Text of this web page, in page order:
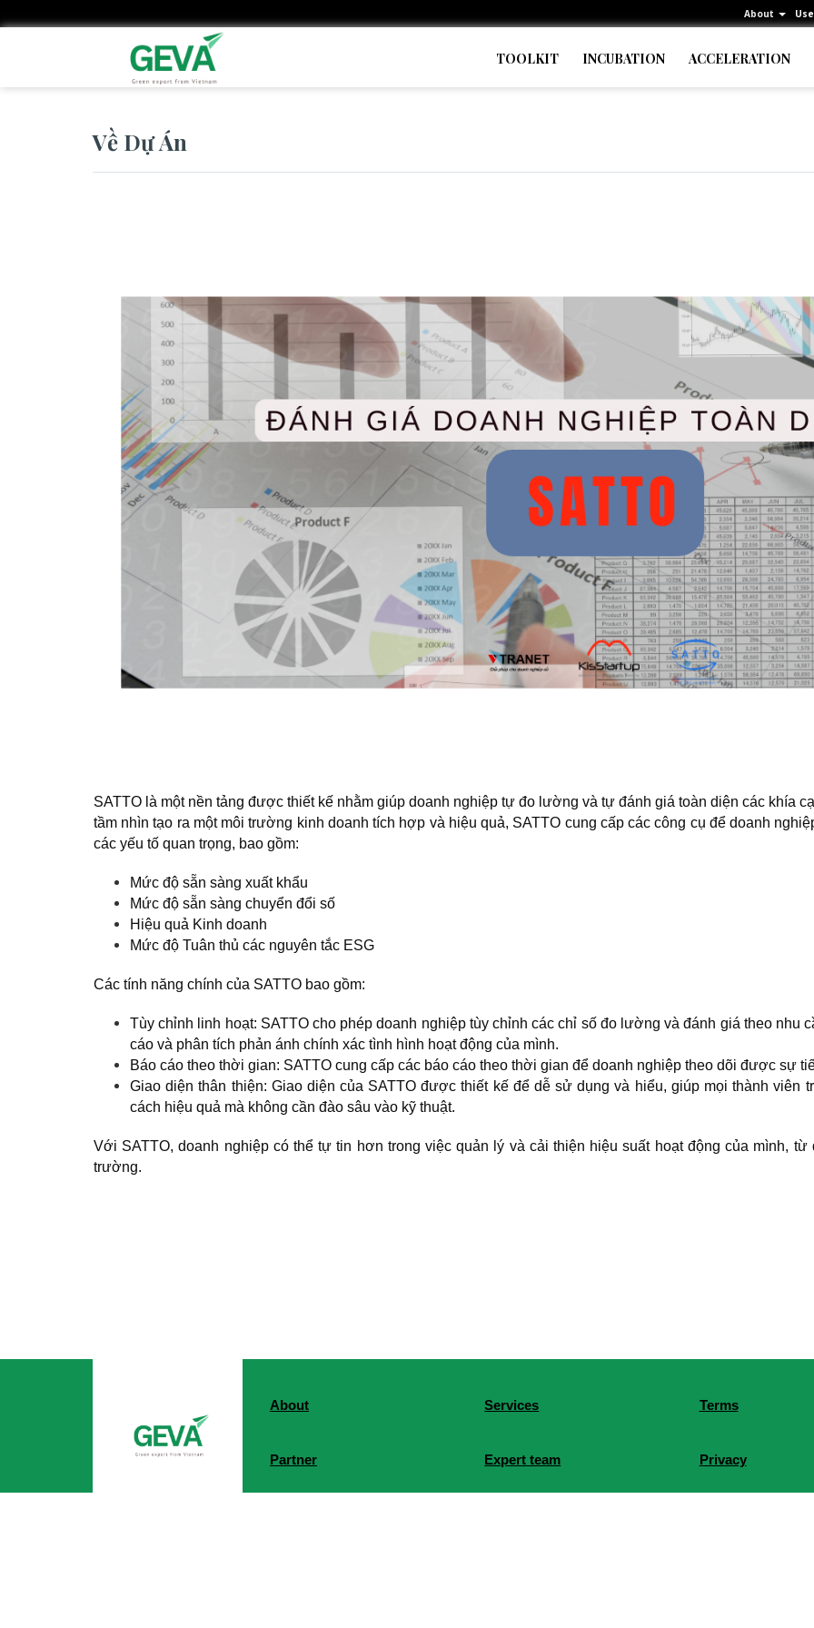
About
TOOLKIT INCUBATION ACCELERATION
Về Dự Án
SATTO là một nền tảng được thiết kế nhằm giúp doanh nghiệp tự đo lường và tự đánh giá toàn diện các khía
tầm nhìn tạo ra một môi trường kinh doanh tích hợp và hiệu quả, SATTO cung cấp các công cụ để doanh
các yếu tố quan trọng, bao gồm:
Mức độ sẵn sàng xuất khẩu
Mức độ sẵn sàng chuyển đổi số
Hiệu quả Kinh doanh
Mức độ Tuân thủ các nguyên tắc ESG
Các tính năng chính của SATTO bao gồm:
Tùy chỉnh linh hoạt: SATTO cho phép doanh nghiệp tùy chỉnh các chỉ số đo lường và đánh giá theo nhu
cáo và phân tích phản ánh chính xác tình hình hoạt động của mình.
Báo cáo theo thời gian: SATTO cung cấp các báo cáo theo thời gian để doanh nghiệp theo dõi được sự
Giao diện thân thiện: Giao diện của SATTO được thiết kế để dễ sử dụng và hiểu, giúp mọi thành viên
cách hiệu quả mà không cần đào sâu vào kỹ thuật.
Với SATTO, doanh nghiệp có thể tự tin hơn trong việc quản lý và cải thiện hiệu suất hoạt động của mình,
trường.
About
Partner
Services
Expert team
Terms
Privacy